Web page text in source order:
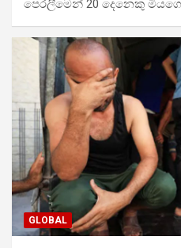
පෙරලීමෙන් 20 දෙනෙකු
GLOBAL